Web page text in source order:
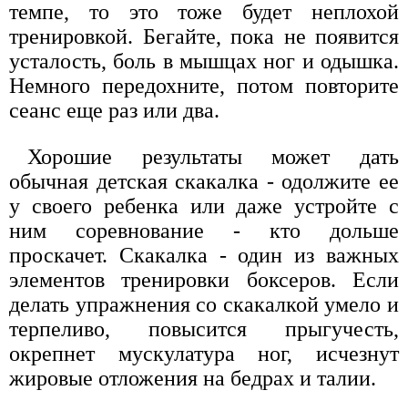
темпе, то это тоже будет неплохой
тренировкой. Бегайте, пока не появится
усталость, боль в мышцах ног и одышка.
Немного передохните, потом повторите
сеанс еще раз или два.
Хорошие результаты может дать
обычная детская скакалка - одолжите ее
у своего ребенка или даже устройте с
ним соревнование - кто дольше
проскачет. Скакалка - один из важных
элементов тренировки боксеров. Если
делать упражнения со скакалкой умело и
терпеливо, повысится прыгучесть,
окрепнет мускулатура ног, исчезнут
жировые отложения на бедрах и талии.